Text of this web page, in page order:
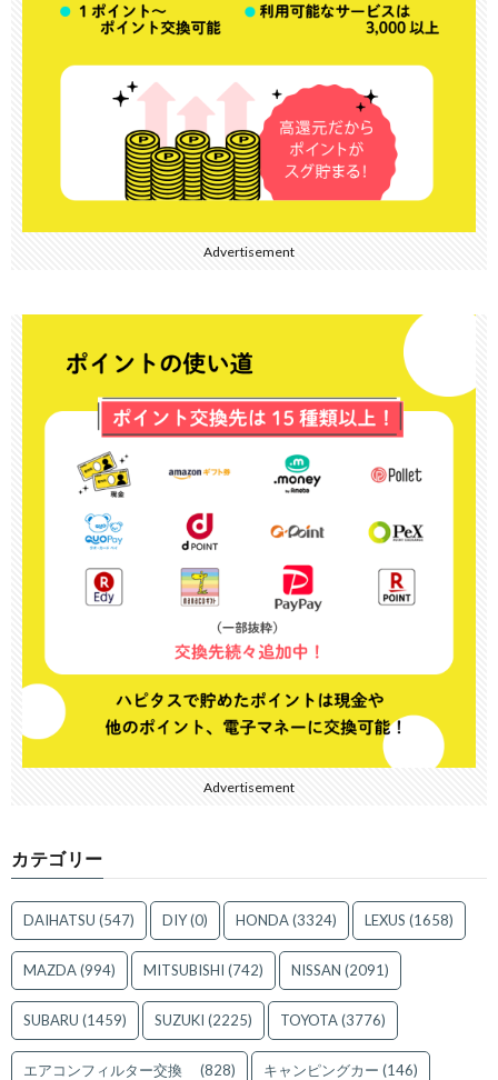
Advertisement
Advertisement
カテゴリー
DAIHATSU (547) DIY(0) HONDA(3324) LEXUS (1658)
MAZDA(994) MITSUBISHI (742) NISSAN (2091)
SUBARU (1459) SUZUKI (2225) TOYOTA(3776)
エアコンフィルター交換 (828) キャンピングカー (146)